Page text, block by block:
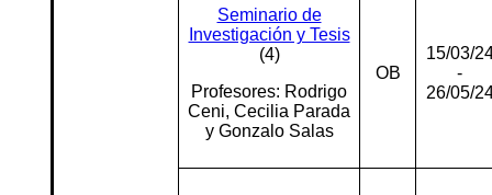
Seminario de
Investigación y Tesis
(4)
Profesores: Rodrigo
Ceni, Cecilia Parada
y Gonzalo Salas
OB
15/03/
-
26/05/